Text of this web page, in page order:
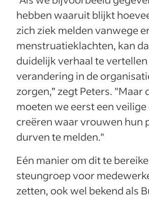
hebben waaruit blijkt
zich ziek melden vanwege
menstruatieklachten, kan
duidelijk verhaal te
verandering in de
zorgen,” zegt Peters. "Maar
moeten we eerst een
creëren waar vrouwen hun
durven te melden."
Eén manier om dit te
steungroep voor
zetten, ook wel bekend als